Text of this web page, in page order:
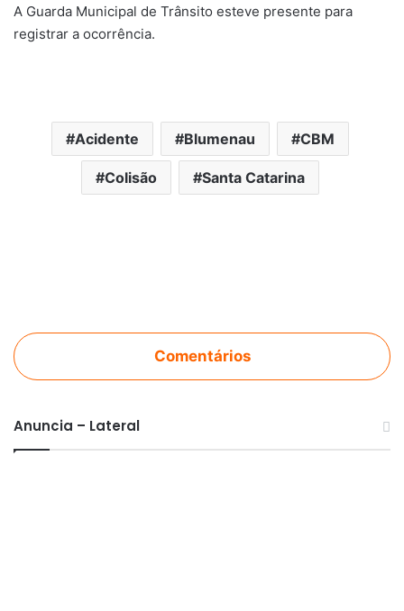
A Guarda Municipal de Trânsito esteve presente para
registrar a ocorrência.
Acidente Blumenau CBM
Colisão Santa Catarina
Comentários
Anuncia – Lateral